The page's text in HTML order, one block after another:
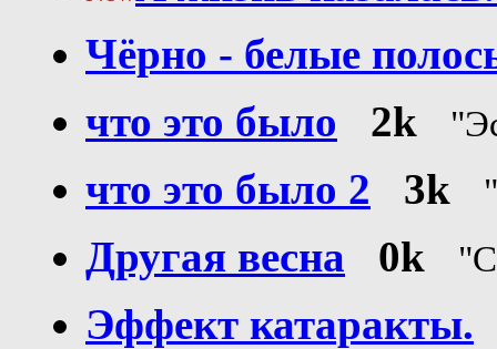
Чёрно - белые
что это было
2k
что это было 2 3k
Другая весна 0k
Эффект катаракты.